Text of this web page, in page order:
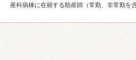
産科病棟に在籍する助産師（常勤、非常勤を